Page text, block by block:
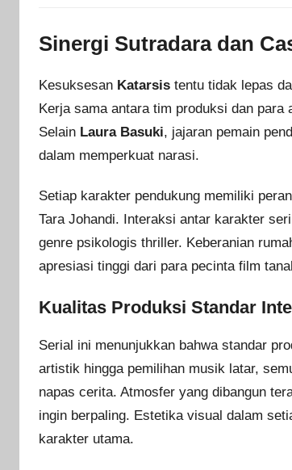
Sinergi Sutradara dan
Kesuksesan Katarsis tentu tidak lepas
Kerja sama antara tim produksi dan
Selain Laura Basuki, jajaran pemain
dalam memperkuat narasi.
Setiap karakter pendukung memiliki
Tara Johandi. Interaksi antar karakter
genre psikologis thriller. Keberanian
apresiasi tinggi dari para pecinta film
Kualitas Produksi Standar
Serial ini menunjukkan bahwa standar
artistik hingga pemilihan musik latar,
napas cerita. Atmosfer yang dibangun
ingin berpaling. Estetika visual dalam
karakter utama.